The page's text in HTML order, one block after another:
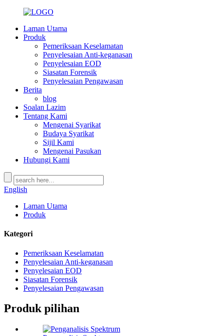
Laman Utama
Produk
Pemeriksaan Keselamatan
Penyelesaian Anti-keganasan
Penyelesaian EOD
Siasatan Forensik
Penyelesaian Pengawasan
Berita
blog
Soalan Lazim
Tentang Kami
Mengenai Syarikat
Budaya Syarikat
Sijil Kami
Mengenai Pasukan
Hubungi Kami
English
Laman Utama
Produk
Kategori
Pemeriksaan Keselamatan
Penyelesaian Anti-keganasan
Penyelesaian EOD
Siasatan Forensik
Penyelesaian Pengawasan
Produk pilihan